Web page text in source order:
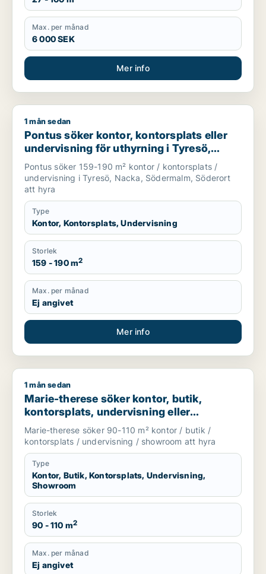
Max. per månad
6 000 SEK
Mer info
Pontus söker kontor, kontorsplats eller undervisning för
1 mån sedan
Pontus söker kontor, kontorsplats eller
undervisning för uthyrning i Tyresö,
Nacka eller Södermalm m.fl.
Pontus söker 159-190 m² kontor / kontorsplats /
undervisning i Tyresö, Nacka, Södermalm, Söderort
att hyra
Type
Kontor, Kontorsplats, Undervisning
Storlek
159 - 190 m2
Max. per månad
Ej angivet
Mer info
Marie-therese söker kontor, butik, kontorsplats,
1 mån sedan
Marie-therese söker kontor, butik,
kontorsplats, undervisning eller
showroom för uthyrning i Upplands
Väsby, Järfälla eller Upplands-Bro m.fl.
Marie-therese söker 90-110 m² kontor / butik /
kontorsplats / undervisning / showroom att hyra
Type
Kontor, Butik, Kontorsplats, Undervisning,
Showroom
Storlek
90 - 110 m2
Max. per månad
Ej angivet